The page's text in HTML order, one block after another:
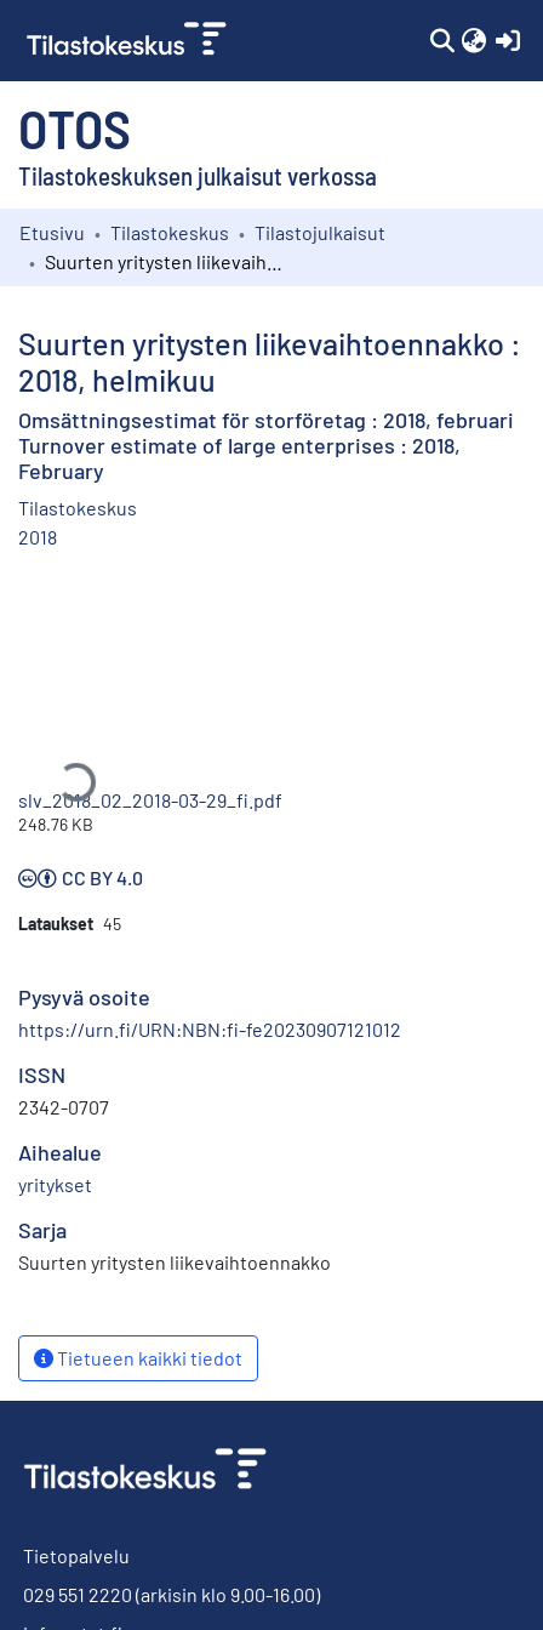
OTOS
Tilastokeskuksen julkaisut verkossa
Kokoelmat
Etusivu Tilastokeskus
Tilastojulkaisut
Suurten yritysten liikevaihtoennakko :
2018, helmikuu
Omsättningsestimat för storföretag : 2018, februari
Turnover estimate of large enterprises : 2018,
February
Tilastokeskus
2018
Ladataan...
slv_2018_02_2018-03-29_fi.pdf
248.76 KB
CC BY 4.0
Lataukset 45
Pysyvä osoite
https://urn.fi/URN:NBN:fi-fe20230907121012
ISSN
2342-0707
Aihealue
yritykset
Sarja
Suurten yritysten liikevaihtoennakko
Tietueen kaikki tiedot
Tietopalvelu
029 551 2220 (arkisin klo 9.00-16.00)